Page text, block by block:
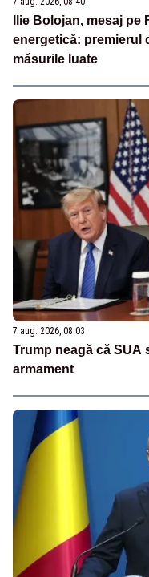
Ilie Bolojan, mesaj
energetică: premierul
măsurile luate
7 aug. 2026, 08:03
Trump neagă că
armament